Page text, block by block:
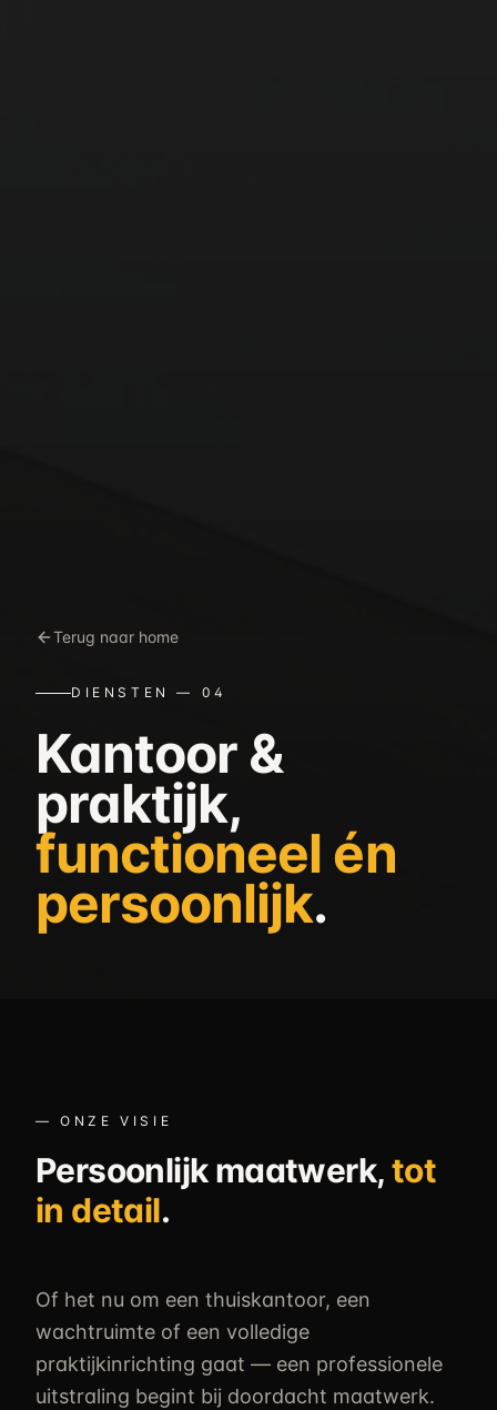
Terug naar home
DIENSTEN — 04
Kantoor &
praktijk,
functioneel én
persoonlijk.
—ONZE VISIE
Persoonlijk maatwerk,tot
in detail.
Of het nu om een thuiskantoor, een
wachtruimte of een volledige
praktijkinrichting gaat — een professionele
uitstraling begint bij doordacht maatwerk.